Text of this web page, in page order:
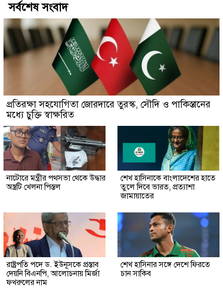
সর্বশেষ সংবাদ
প্রতিরক্ষা সহযোগিতা জোরদারে তুরস্ক, সৌদি ও পাকিস্তানের
মধ্যে চুক্তি স্বাক্ষরিত
নাটোরে মন্ত্রীর পথসভা থেকে উদ্ধার
অস্ত্রটি খেলনা পিস্তল
শেখ হাসিনাকে বাংলাদেশের হাতে
তুলে দিবে ভারত, প্রত্যাশা
জামায়াতের
রাষ্ট্রপতি পদে ড. ইউনূসকে প্রস্তাব
দেয়নি বিএনপি, আলোচনায় মির্জা
ফখরুলের নাম
শেখ হাসিনার সঙ্গে দেশে ফিরতে
চান সাকিব